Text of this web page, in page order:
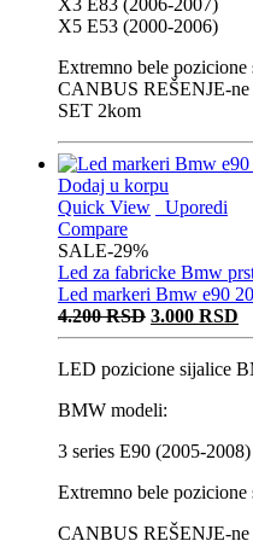
X5 E53 (2000-2006)
Extremno bele
CANBUS REŠENJE-ne
SET 2kom
Dodaj u korpu
Quick View
Uporedi
Compare
SALE-29%
Led za fabricke Bmw
Led markeri Bmw e90
4.200RSD Originalna
cena
bila:
4.200 RSD.
3.000 RSD
je:
LED pozicione sijalice
BMW modeli:
3 series E90 (2005-2008)
Extremno bele
CANBUS REŠENJE-ne